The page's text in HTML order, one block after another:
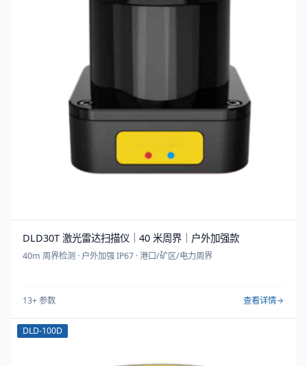
DLD30T 激光雷达扫描仪｜40 米周界｜户外加强款
40m 周界检测 · 户外加强 IP67 · 港口/矿区/电力周界
13+ 参数 查看详情
DLD-100D